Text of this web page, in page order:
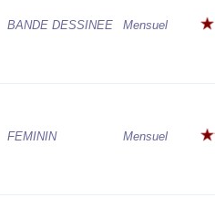
BANDE DESSINEE Mensuel
FEMININ Mensuel